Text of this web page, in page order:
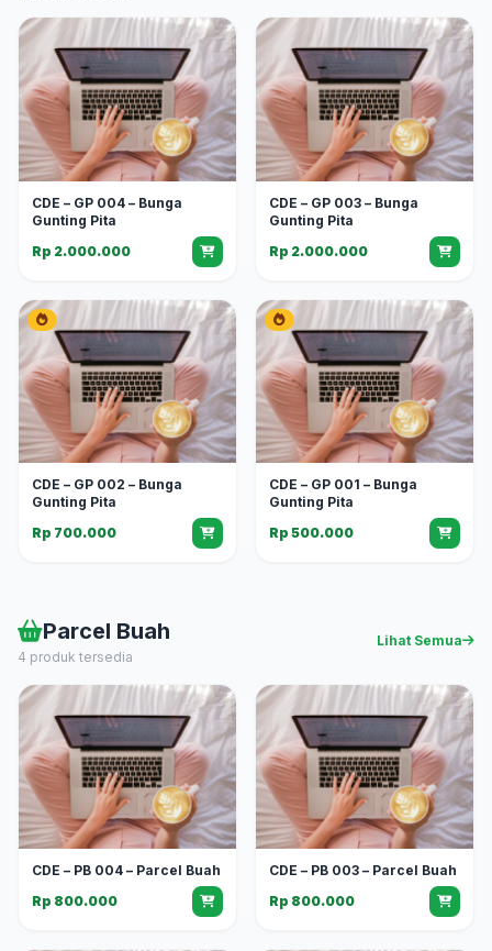
CDE – GP 004 – Bunga
Gunting Pita
Rp 2.000.000
CDE – GP 003 – Bunga
Gunting Pita
Rp 2.000.000
CDE – GP 002 – Bunga
Gunting Pita
Rp 700.000
CDE – GP 001 – Bunga
Gunting Pita
Rp 500.000
Parcel Buah
4 produk tersedia
Lihat Semua
CDE – PB 004 – Parcel Buah
Rp 800.000
CDE – PB 003 – Parcel Buah
Rp 800.000